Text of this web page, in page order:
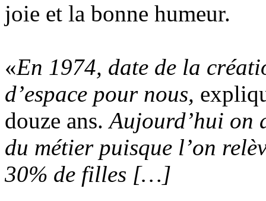
joie et la bonne humeur.
«En 1974, date de la
d’espace pour nous,
douze ans.Aujourd’hui on
du métier puisque l’on
30% de filles […]